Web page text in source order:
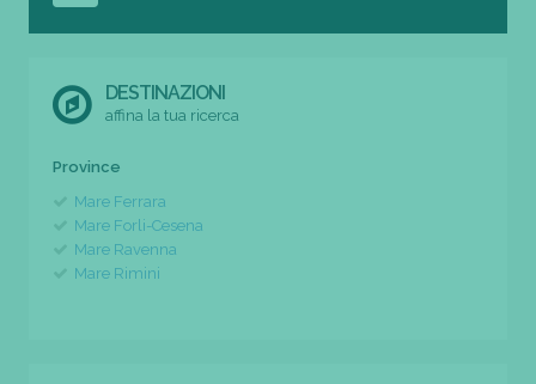
DESTINAZIONI
affina la tua ricerca
Province
Mare Ferrara
Mare Forli-Cesena
Mare Ravenna
Mare Rimini